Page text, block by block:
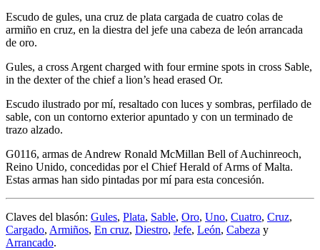
Escudo de gules, una cruz de plata cargada de cuatro colas de
armiño en cruz, en la diestra del jefe una cabeza de león arrancada
de oro.
Gules, a cross Argent charged with four ermine spots in cross Sable,
in the dexter of the chief a lion’s head erased Or.
Escudo ilustrado por mí, resaltado con luces y sombras, perfilado de
sable, con un contorno exterior apuntado y con un terminado de
trazo alzado.
G0116, armas de Andrew Ronald McMillan Bell of Auchinreoch,
Reino Unido, concedidas por el Chief Herald of Arms of Malta.
Estas armas han sido pintadas por mí para esta concesión.
Claves del blasón: Gules, Plata, Sable, Oro, Uno, Cuatro, Cruz,
Cargado, Armiños, En cruz, Diestro, Jefe, León, Cabeza y
Arrancado.